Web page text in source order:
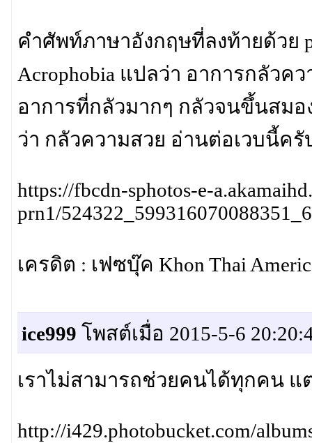
คำศัพท์ภาษาอังกฤษที่ลงท้ายด้วย
Acrophobia แปลว่า อาการกลัวค
อาการที่กลัวมากๆ กลัวจนขึ้นสมอ
ว่า กลัวความสวย อ่านต่อเวบนี้ครั
https://fbcdn-sphotos-e-
prn1/
เครดิต : เฟซบุ๊ค Khon Thai
ice999 โพสต์เมื่อ 2015-5-6
เราไม่สามารถช่วยคนได้ทุกคน
http://i429.photobucket.com/